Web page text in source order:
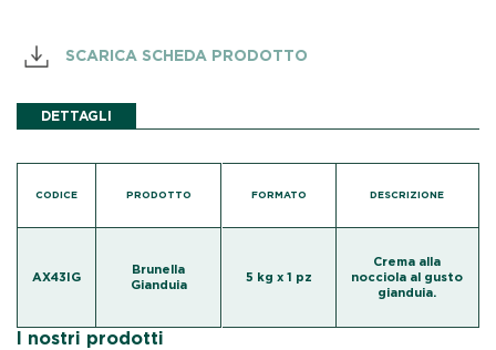
SCARICA SCHEDA PRODOTTO
DETTAGLI
CODICE PRODOTTO
AX43IG
Brunella
Gianduia
FORMATO DESCRIZIONE
5 kg x 1 pz
Crema alla
nocciola al gusto
gianduia.
I nostri prodotti